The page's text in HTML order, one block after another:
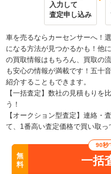
入力して
査定申し込み
車を売るならカーセンサーへ！
になる方法が見つかるかも！他
の買取情報はもちろん、買取の
も安心の情報が満載です！五十
紹介することもできます。
【一括査定】数社の見積もりを
う！
【オークション型査定】連絡・
て、1番高い査定価格で買い取っ
無
料
90秒
一括